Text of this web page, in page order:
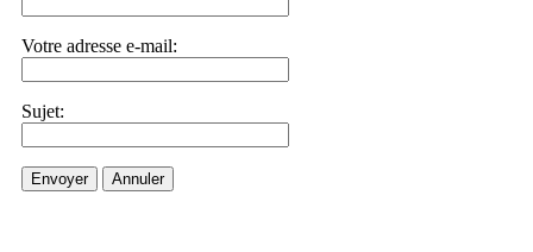
Votre adresse e-mail:
Sujet:
Envoyer Annuler